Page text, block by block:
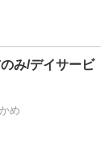
み/デイサービ
め